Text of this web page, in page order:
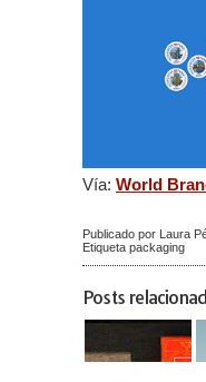
Vía: World
Publicado por Laura
Etiqueta packaging
Posts